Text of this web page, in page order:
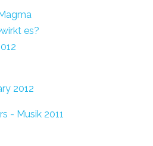
es?
2012
- Musik 2011